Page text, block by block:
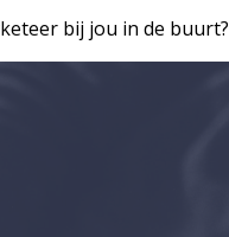
bij jou in de buurt?